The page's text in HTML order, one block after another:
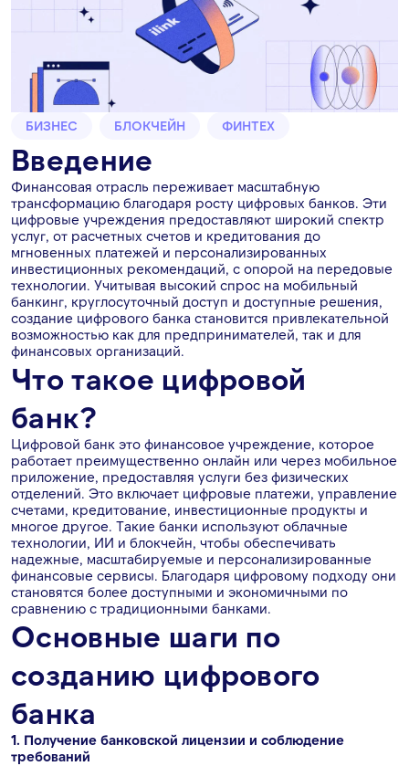
БИЗНЕС БЛОКЧЕЙН ФИНТЕХ
Введение
Финансовая отрасль переживает масштабную
трансформацию благодаря росту цифровых банков. Эти
цифровые учреждения предоставляют широкий спектр
услуг, от расчетных счетов и кредитования до
мгновенных платежей и персонализированных
инвестиционных рекомендаций, с опорой на передовые
технологии. Учитывая высокий спрос на мобильный
банкинг, круглосуточный доступ и доступные решения,
создание цифрового банка становится привлекательной
возможностью как для предпринимателей, так и для
финансовых организаций.
Что такое цифровой
банк?
Цифровой банк это финансовое учреждение, которое
работает преимущественно онлайн или через мобильное
приложение, предоставляя услуги без физических
отделений. Это включает цифровые платежи, управление
счетами, кредитование, инвестиционные продукты и
многое другое. Такие банки используют облачные
технологии, ИИ и блокчейн, чтобы обеспечивать
надежные, масштабируемые и персонализированные
финансовые сервисы. Благодаря цифровому подходу они
становятся более доступными и экономичными по
сравнению с традиционными банками.
Основные шаги по
созданию цифрового
банка
1. Получение банковской лицензии и соблюдение
требований